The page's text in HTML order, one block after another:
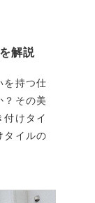
解説
を持つ仕
？その美
けタイ
タイルの